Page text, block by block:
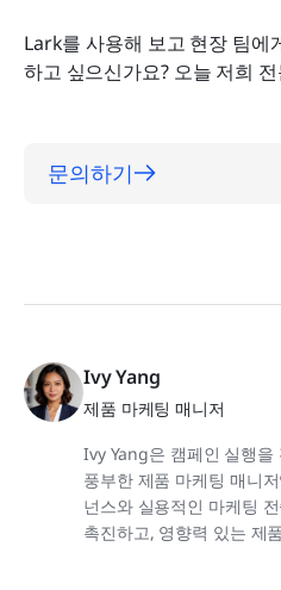
Lark를 사용해 보고 현장 팀에
하고 싶으신가요? 오늘 저희
문의하기
Ivy Yang
제품 마케팅 매니저
Ivy Yang은 캠페인 실행을
풍부한 제품 마케팅 매니
넌스와 실용적인 마케팅
촉진하고, 영향력 있는 제